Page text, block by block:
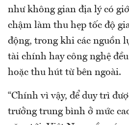
như không gian địa lý có
chậm làm thu hẹp tốc độ
động, trong khi các nguồn
tài chính hay công nghệ
hoặc thu hút từ bên ngoài.
“Chính vì vậy, để duy trì
trưởng trung bình ở mức